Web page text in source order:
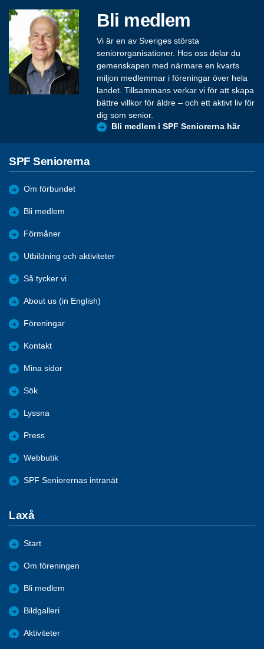
Bli medlem
Vi är en av Sveriges största
seniororganisationer. Hos oss delar du
gemenskapen med närmare en kvarts
miljon medlemmar i föreningar över hela
landet. Tillsammans verkar vi för att skapa
bättre villkor för äldre – och ett aktivt liv för
dig som senior.
Bli medlem i SPF Seniorerna här
SPF Seniorerna
Om förbundet
Bli medlem
Förmåner
Utbildning och aktiviteter
Så tycker vi
About us (in English)
Föreningar
Kontakt
Mina sidor
Sök
Lyssna
Press
Webbutik
SPF Seniorernas intranät
Laxå
Start
Om föreningen
Bli medlem
Bildgalleri
Aktiviteter